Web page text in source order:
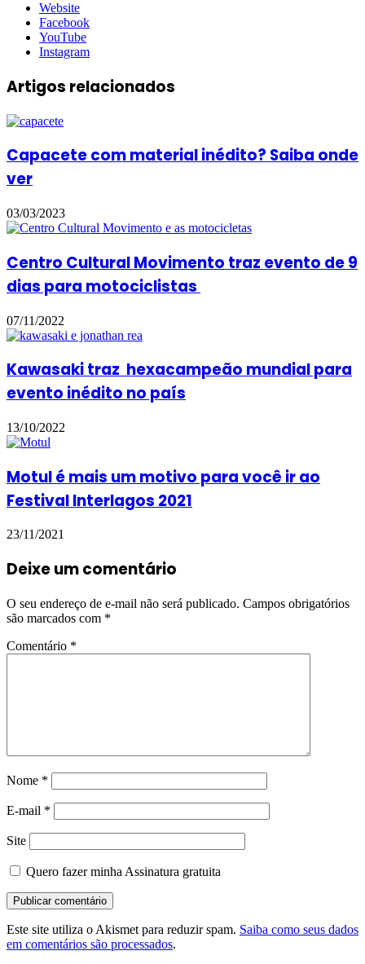
Website
Facebook
YouTube
Instagram
Artigos relacionados
Capacete com material inédito? Saiba onde
ver
03/03/2023
Centro Cultural Movimento traz evento de 9
dias para motociclistas
07/11/2022
Kawasaki traz hexacampeão mundial para
evento inédito no país
13/10/2022
Motul é mais um motivo para você ir ao
Festival Interlagos 2021
23/11/2021
Deixe um comentário
O seu endereço de e-mail não será publicado. Campos obrigatórios
são marcados com *
Comentário *
Nome *
E-mail *
Site
Quero fazer minha Assinatura gratuita
Este site utiliza o Akismet para reduzir spam. Saiba como seus dados
em comentários são processados.